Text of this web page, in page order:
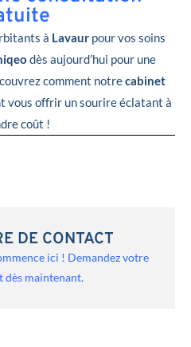
à Lavaurpour vos soins
dès aujourd’hui pour une
comment notrecabinet
vous offrir un sourire éclatant à
coût !
DE CONTACT
ici ! Demandez votre
dès maintenant.